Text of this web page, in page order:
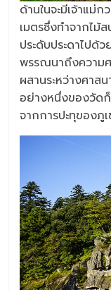
ด้านในจะมีเจ้าแม่
เมตรซึ่งทำจากไม้
ประดับประดาไปด้
พรรณนาถึงความศ
ผสานระหว่างศาส
อย่างหนึ่งของวัด
จากการปะทุของภู